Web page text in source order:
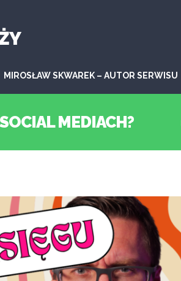
MIROSŁAW SKWAREK – AUTOR SERWISU
MEDIACH?